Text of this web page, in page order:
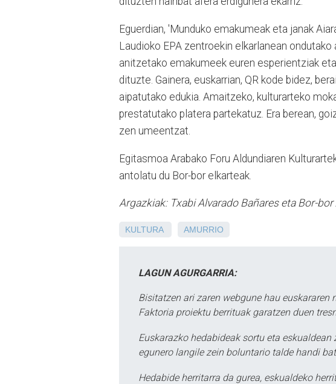
Eguerdian, 'Munduko emakumeak eta janak
Laudioko EPA zentroekin elkarlanean
anitzetako emakumeek euren esperientziak
dituzte. Gainera, euskarrian, QR kode bidez,
aipatutako edukia. Amaitzeko, kulturarteko
prestatutako platera partekatuz. Era berean,
zen umeentzat.
Egitasmoa Arabako Foru Aldundiaren
antolatu du Bor-bor elkarteak.
Argazkiak: Txabi Alvarado Bañares eta Bor-
KULTURA AMURRIO
LAGUN AGURGARRIA:
Bisitatzen ari zaren webgune hau
Faktoria proiektu berrituak garatzen duen
Euskarazko hedabideak sortu eta
egunero langile zein boluntario talde handi
Hedabide herritarra da gurea, eskualdeko